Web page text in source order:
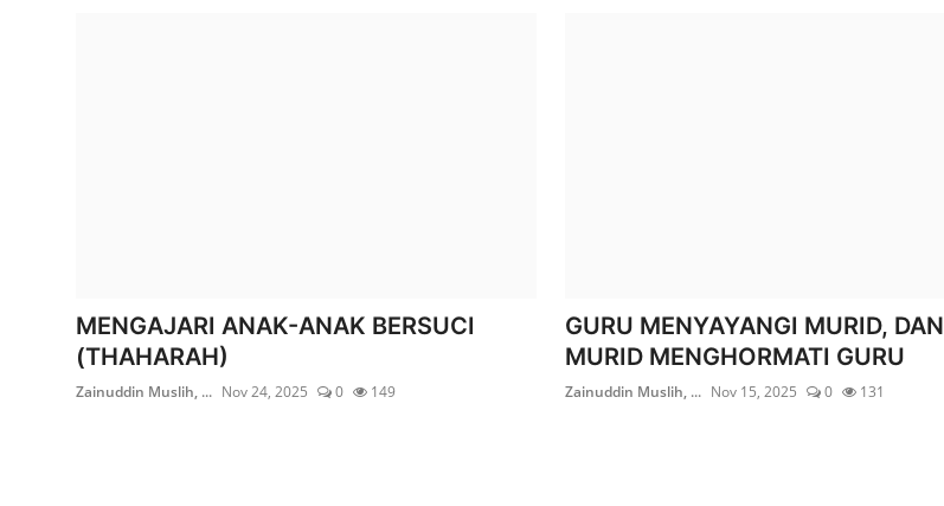
MENGAJARI ANAK-ANAK BERSUCI
(THAHARAH)
Zainuddin Muslih, ... Nov 24, 2025 0 149
GURU MENYAYANGI MURID, DAN
MURID MENGHORMATI GURU
Zainuddin Muslih, ... Nov 15, 2025 0 131